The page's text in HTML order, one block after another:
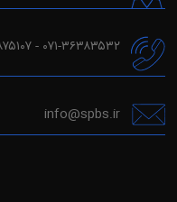
۰۷۱-۳۶۳۸۳۵۳۲ - ۰۹۳۶۶۸۷۵۱۰۷
info@spbs.ir